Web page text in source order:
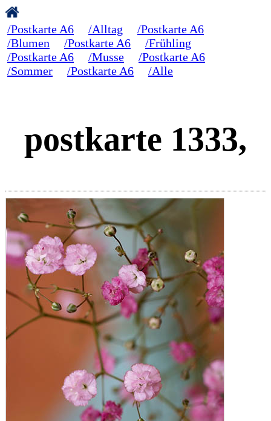
/Postkarte A6 /Alltag
/Postkarte A6
/Blumen
/Postkarte A6
/Frühling
/Postkarte A6
/Musse
/Postkarte A6
/Sommer
/Postkarte A6 /Alle
postkarte 1333,